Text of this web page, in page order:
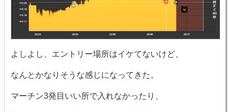
よしよし、エントリー場所はイケてないけど、
なんとかなりそうな感じになってきた。
マーチン3発目いい所で入れなかったり、